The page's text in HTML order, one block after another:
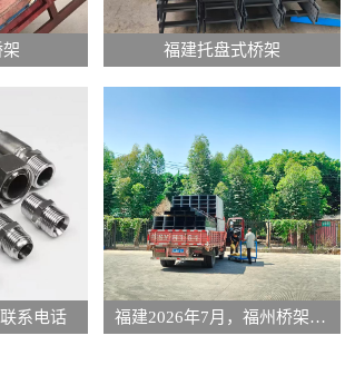
福建托盘式桥架
系电话 福建2026年7月，福州桥架公司大揭秘，哪家才拥有完善生产设备？